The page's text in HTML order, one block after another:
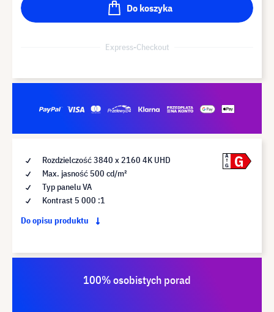
Do koszyka
Express-Checkout
Rozdzielczość 3840 x 2160 4K UHD
Max. jasność 500 cd/m²
Typ panelu VA
Kontrast 5 000 :1
Do opisu produktu
A
G
G
100% osobistych porad